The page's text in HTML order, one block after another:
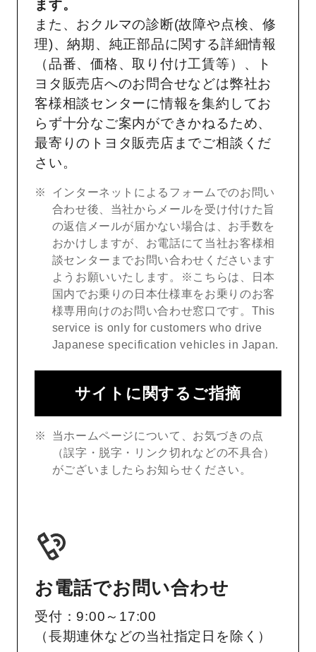
ます。
また、おクルマの診断(故障や点検、修
理)、納期、純正部品に関する詳細情報
（品番、価格、取り付け工賃等）、ト
ヨタ販売店へのお問合せなどは弊社お
客様相談センターに情報を集約してお
らず十分なご案内ができかねるため、
最寄りのトヨタ販売店までご相談くだ
さい。
インターネットによるフォームでのお問い
合わせ後、当社からメールを受け付けた旨
の返信メールが届かない場合は、お手数を
おかけしますが、お電話にて当社お客様相
談センターまでお問い合わせくださいます
ようお願いいたします。※こちらは、日本
国内でお乗りの日本仕様車をお乗りのお客
様専用向けのお問い合わせ窓口です。This
service is only for customers who drive
Japanese specification vehicles in Japan.
サイトに関するご指摘
当ホームページについて、お気づきの点
（誤字・脱字・リンク切れなどの不具合）
がございましたらお知らせください。
お電話でお問い合わせ
受付：9:00～17:00
（長期連休などの当社指定日を除く）